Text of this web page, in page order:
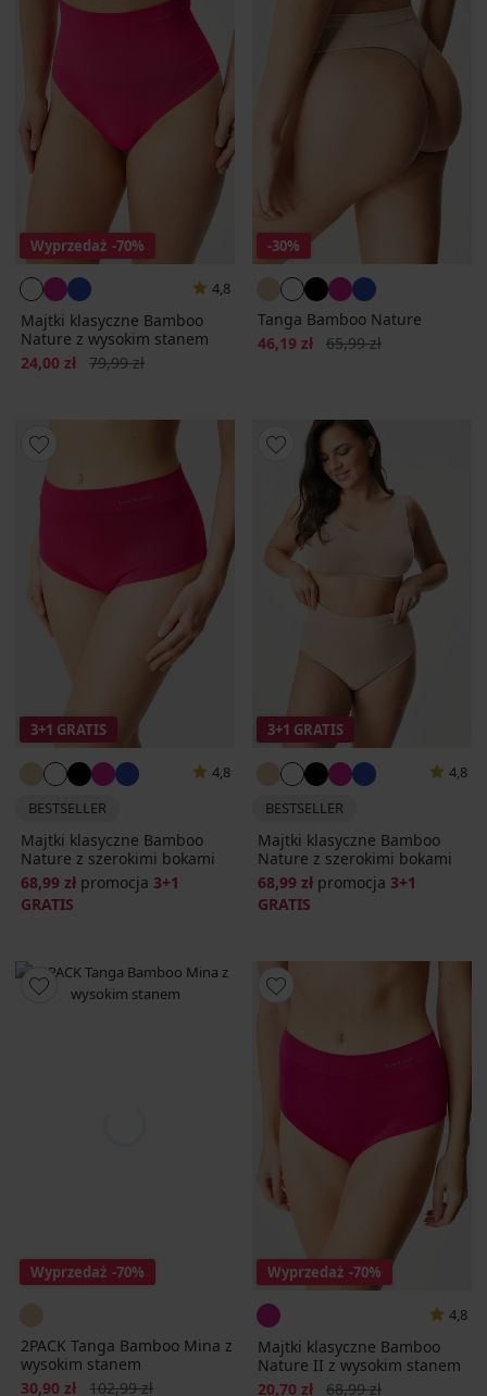
Wyprzedaż -70%
4,8
Majtki klasyczne Bamboo
Nature z wysokim stanem
Zniżka
24,00 zł Pierwotna cena
79,99 zł
-30%
Tanga Bamboo Nature
Zniżka
46,19 zł Pierwotna cena
65,99 zł
3+1 GRATIS
4,8
BESTSELLER
Majtki klasyczne Bamboo
Nature z szerokimi bokami
68,99 zł promocja 3+1
GRATIS
3+1 GRATIS
4,8
BESTSELLER
Majtki klasyczne Bamboo
Nature z szerokimi bokami
68,99 zł promocja 3+1
GRATIS
Wyprzedaż -70%
2PACK Tanga Bamboo Mina z
wysokim stanem
Zniżka
30,90 zł Pierwotna cena
102,99 zł
Wyprzedaż -70%
4,8
Majtki klasyczne Bamboo
Nature II z wysokim stanem
Zniżka
20,70 zł Pierwotna cena
68,99 zł